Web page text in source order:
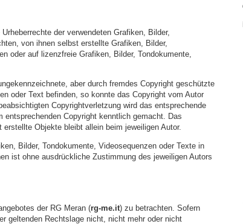
der verwendeten Grafiken, Bilder,
von ihnen selbst erstellte Grafiken, Bilder,
oder auf lizenzfreie Grafiken, Bilder, Tondokumente,
aber durch fremdes Copyright geschützte
oder Text befinden, so konnte das Copyright vom Autor
Copyrightverletzung wird das entsprechende
Copyright kenntlich gemacht. Das
Objekte bleibt allein beim jeweiligen Autor.
Bilder, Tondokumente, Videosequenzen oder Texte in
ist ohne ausdrückliche Zustimmung des jeweiligen Autors
der RG Meran (rg-me.it) zu betrachten. Sofern
geltenden Rechtslage nicht, nicht mehr oder nicht